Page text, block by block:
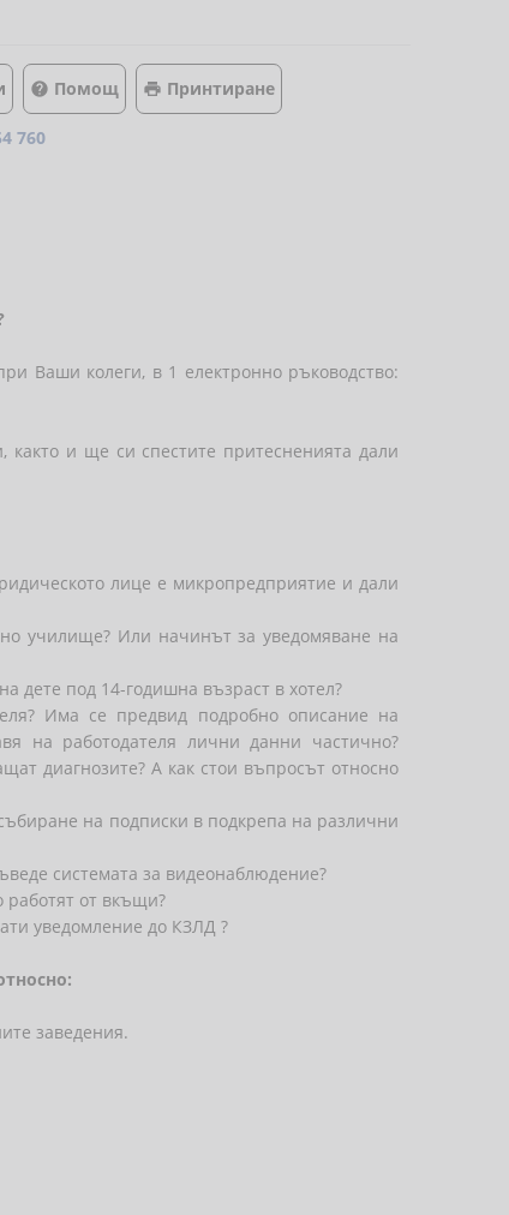
 Помощ  Принтиране
760
Ваши колеги, в 1 електронно ръководство:
както и ще си спестите притесненията дали
лице е микропредприятие и дали
училище? Или начинът за уведомяване на
дете под 14-годишна възраст в хотел?
Има се предвид подробно описание на
на работодателя лични данни частично?
диагнозите? А как стои въпросът относно
на подписки в подкрепа на различни
системата за видеонаблюдение?
работят от вкъщи?
уведомление до КЗЛД ?
заведения.